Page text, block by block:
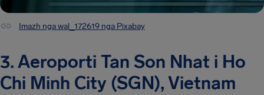
Imazh nga wal_172619 nga Pixabay
3. Aeroporti Tan Son Nhat i Ho
Chi Minh City (SGN), Vietnam